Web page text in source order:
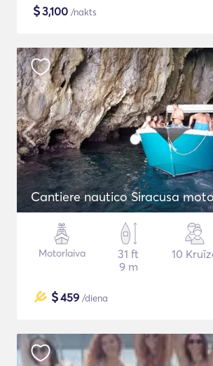
$3,100 /nakts
Cantiere nautico Siracusa
Motorlaiva
31 ft
9 m
10
$459 /diena